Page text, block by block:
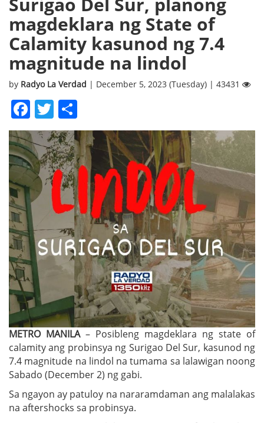
magdeklara ng State of
Calamity kasunod ng 7.4
magnitude na lindol
by Radyo La Verdad | December 5, 2023 (Tuesday) | 43431
Facebook
Twitter
METRO MANILA – Posibleng magdeklara ng state of
calamity ang probinsya ng Surigao Del Sur, kasunod ng
7.4 magnitude na lindol na tumama sa lalawigan noong
Sabado (December 2) ng gabi.
Sa ngayon ay patuloy na nararamdaman ang malalakas
na aftershocks sa probinsya.